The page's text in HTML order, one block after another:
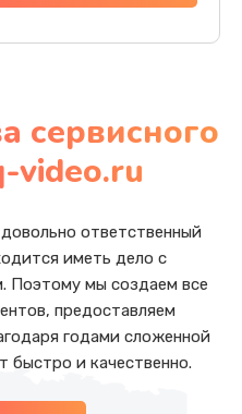
сервисного
video.ru
ответственный
иметь дело с
Поэтому мы создаем все
предоставляем
годами сложенной
быстро и качественно.